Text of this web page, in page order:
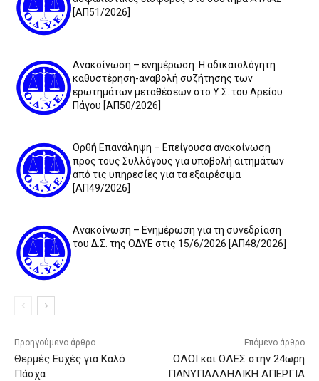
[ΑΠ51/2026]
Ανακοίνωση – ενημέρωση: Η αδικαιολόγητη
καθυστέρηση-αναβολή συζήτησης των
ερωτημάτων μεταθέσεων στο Υ.Σ. του Αρείου
Πάγου [ΑΠ50/2026]
Ορθή Επανάληψη – Επείγουσα ανακοίνωση
προς τους Συλλόγους για υποβολή αιτημάτων
από τις υπηρεσίες για τα εξαιρέσιμα
[ΑΠ49/2026]
Ανακοίνωση – Ενημέρωση για τη συνεδρίαση
του Δ.Σ. της ΟΔΥΕ στις 15/6/2026 [ΑΠ48/2026]
Προηγούμενο άρθρο
Θερμές Ευχές για Καλό
Πάσχα
Επόμενο άρθρο
ΟΛΟΙ και ΟΛΕΣ στην 24ωρη
ΠΑΝΥΠΑΛΛΗΛΙΚΗ ΑΠΕΡΓΙΑ